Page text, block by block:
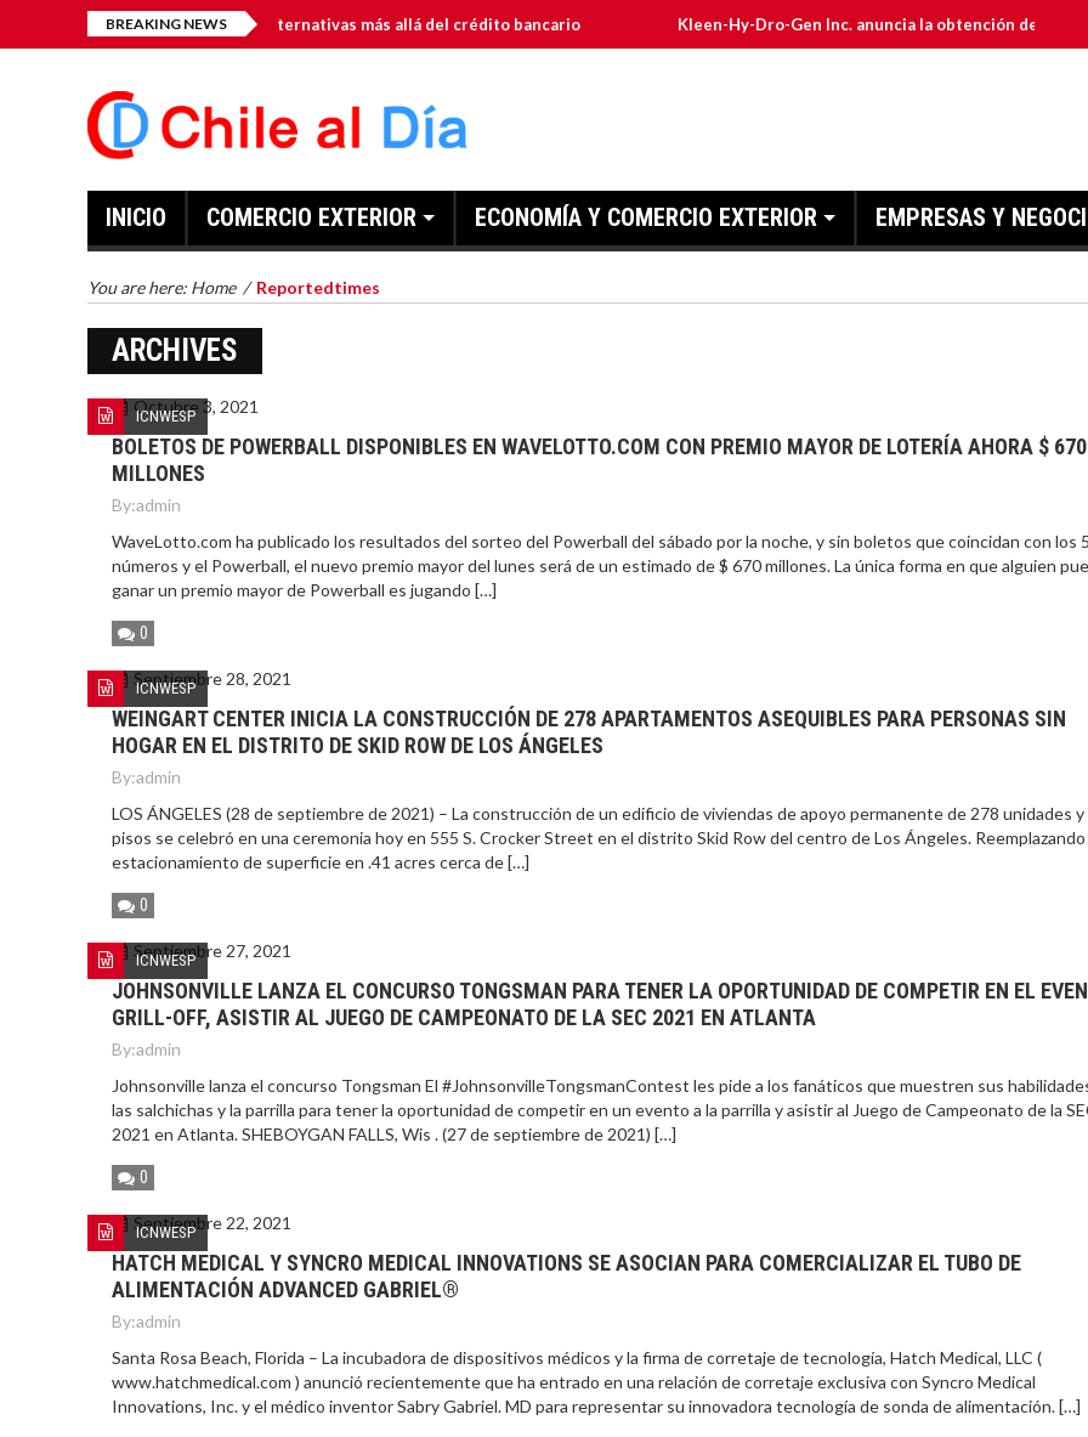
BREAKING NEWS
para pymes en Chile: alternativas más allá del crédito bancario Kleen-Hy-Dro-Gen Inc. anuncia la obtención de las
INICIO COMERCIO EXTERIOR ECONOMÍA Y COMERCIO EXTERIOR EMPRESAS Y
You are here: Home / Reportedtimes
ARCHIVES
ICNWESP
Octubre 3, 2021
BOLETOS DE POWERBALL DISPONIBLES EN WAVELOTTO.COM CON PREMIO MAYOR DE LOTERÍA AHORA $ 670
MILLONES
By:admin
WaveLotto.com ha publicado los resultados del sorteo del Powerball del sábado por la noche, y sin boletos que coincidan con los 5
números y el Powerball, el nuevo premio mayor del lunes será de un estimado de $ 670 millones. La única forma en que alguien
ganar un premio mayor de Powerball es jugando […]
0
ICNWESP
Septiembre 28, 2021
WEINGART CENTER INICIA LA CONSTRUCCIÓN DE 278 APARTAMENTOS ASEQUIBLES PARA PERSONAS SIN
HOGAR EN EL DISTRITO DE SKID ROW DE LOS ÁNGELES
By:admin
LOS ÁNGELES (28 de septiembre de 2021) – La construcción de un edificio de viviendas de apoyo permanente de 278 unidades y
pisos se celebró en una ceremonia hoy en 555 S. Crocker Street en el distrito Skid Row del centro de Los Ángeles. Reemplazando
estacionamiento de superficie en .41 acres cerca de […]
0
ICNWESP
Septiembre 27, 2021
JOHNSONVILLE LANZA EL CONCURSO TONGSMAN PARA TENER LA OPORTUNIDAD DE COMPETIR EN EL
GRILL-OFF, ASISTIR AL JUEGO DE CAMPEONATO DE LA SEC 2021 EN ATLANTA
By:admin
Johnsonville lanza el concurso Tongsman El #JohnsonvilleTongsmanContest les pide a los fanáticos que muestren sus
las salchichas y la parrilla para tener la oportunidad de competir en un evento a la parrilla y asistir al Juego de Campeonato de la
2021 en Atlanta. SHEBOYGAN FALLS, Wis . (27 de septiembre de 2021) […]
0
ICNWESP
Septiembre 22, 2021
HATCH MEDICAL Y SYNCRO MEDICAL INNOVATIONS SE ASOCIAN PARA COMERCIALIZAR EL TUBO DE
ALIMENTACIÓN ADVANCED GABRIEL®
By:admin
Santa Rosa Beach, Florida – La incubadora de dispositivos médicos y la firma de corretaje de tecnología, Hatch Medical, LLC (
www.hatchmedical.com ) anunció recientemente que ha entrado en una relación de corretaje exclusiva con Syncro Medical
Innovations, Inc. y el médico inventor Sabry Gabriel. MD para representar su innovadora tecnología de sonda de alimentación. […]